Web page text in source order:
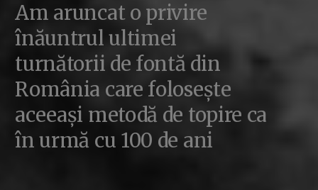
Am aruncat o privire
înăuntrul ultimei
turnătorii de fontă din
România care folosește
aceeași metodă de topire ca
în urmă cu 100 de ani